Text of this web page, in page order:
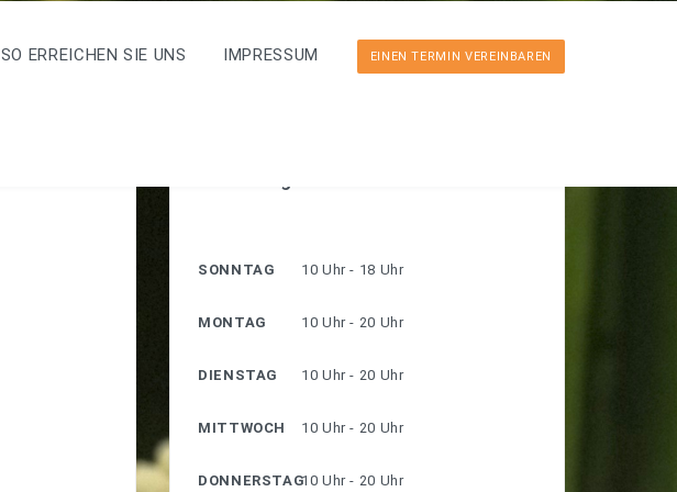
SO ERREICHEN SIE UNS IMPRESSUM EINEN TERMIN VEREINBAREN
SONNTAG 10 Uhr - 18 Uhr
MONTAG 10 Uhr - 20 Uhr
DIENSTAG 10 Uhr - 20 Uhr
MITTWOCH 10 Uhr - 20 Uhr
DONNERSTAG10 Uhr - 20 Uhr